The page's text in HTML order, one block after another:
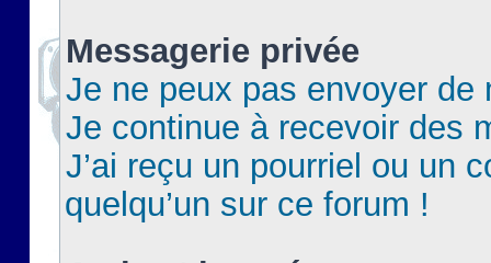
Messagerie privée
Je ne peux pas envoyer de
Je continue à recevoir des
J’ai reçu un pourriel ou un
quelqu’un sur ce forum !